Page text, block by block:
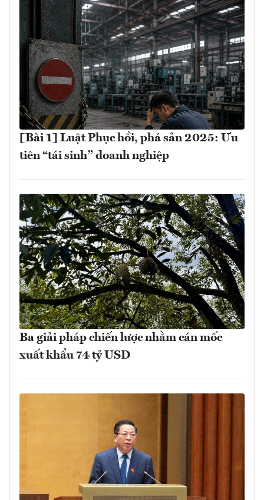
[Bài 1] Luật Phục hồi, phá sản 2025: Ưu
tiên “tái sinh” doanh nghiệp
Ba giải pháp chiến lược nhằm cán mốc
xuất khẩu 74 tỷ USD